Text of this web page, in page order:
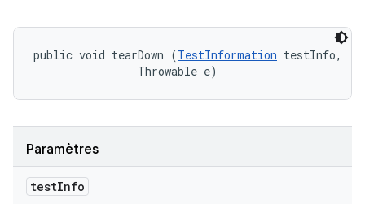
public void tearDown (TestInformation testInfo,
                Throwable e)
Paramètres
testInfo